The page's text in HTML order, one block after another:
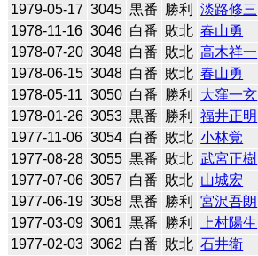
1979-05-17 3045 黒番 勝利 淡路修三
1978-11-16 3046 白番 敗北 春山勇
1978-07-20 3048 白番 敗北 高木祥一
1978-06-15 3048 白番 敗北 春山勇
1978-05-11 3050 白番 勝利 大窪一玄
1978-01-26 3053 黒番 勝利 福井正明
1977-11-06 3054 白番 敗北 小林覚
1977-08-28 3055 黒番 敗北 武宮正樹
1977-07-06 3057 白番 敗北 山城宏
1977-06-19 3058 黒番 勝利 宮沢吾朗
1977-03-09 3061 黒番 勝利 上村陽生
1977-02-03 3062 白番 敗北 石井衛